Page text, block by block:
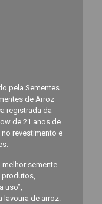
pela Sementes
de Arroz
registrada da
de 21 anos de
revestimento e
semente
produtos,
uso”,
lavoura de arroz.